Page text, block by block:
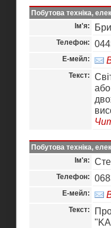
Побутова техніка,
Ім'я:
Телефон:
Е-мейл:
Текст:
Побутова техніка,
Ім'я:
Телефон:
Е-мейл:
Текст: